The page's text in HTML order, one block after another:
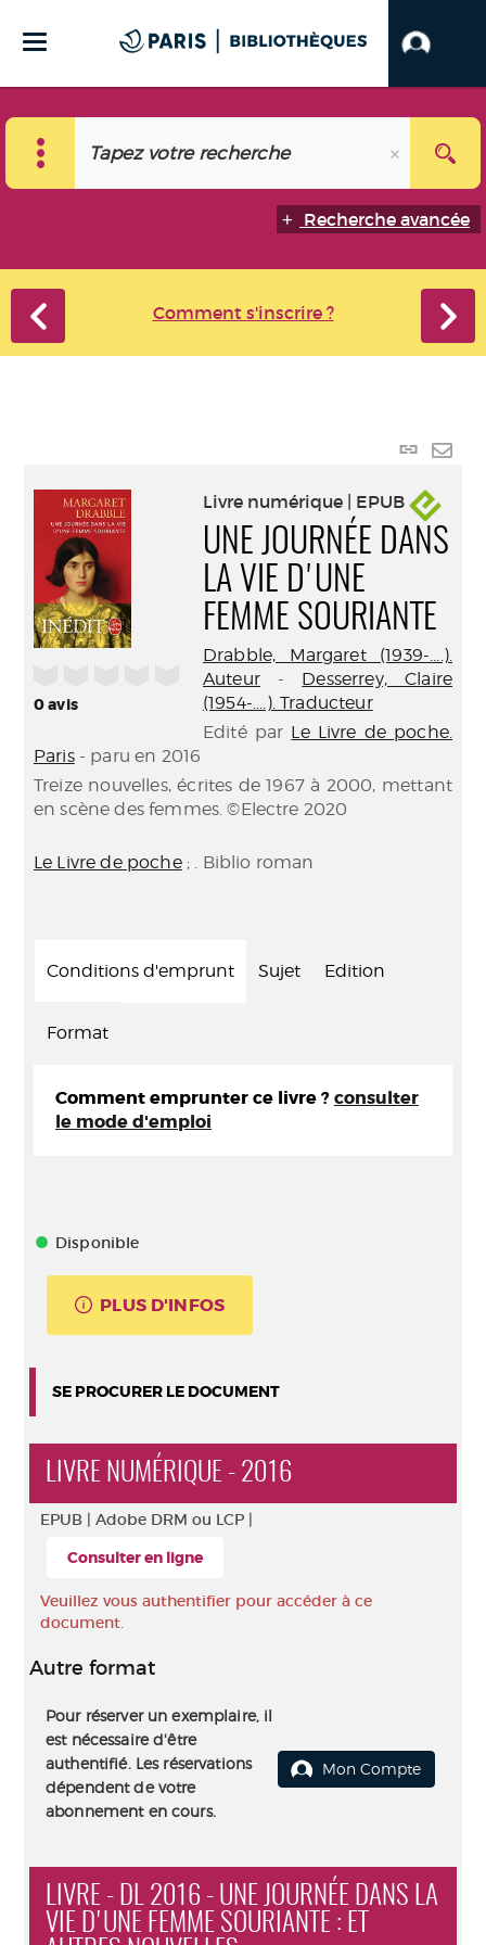
Recherche avancée
Comment s'inscrire ?
Lien
0avis
Livre numérique | EPUB
UNE JOURNÉE DANS
LA VIE D'UNE
FEMME SOURIANTE
Drabble, Margaret (1939-....).
Auteur- Desserrey, Claire
(1954-....). Traducteur
Edité par Le Livre de poche.
Paris- paru en 2016
Treize nouvelles, écrites de 1967 à 2000, mettant
en scène des femmes. ©Electre 2020
Le Livre de poche; . Biblio roman
Conditions d'emprunt Sujet Edition
Format
Comment emprunter ce livre ? consulter
le mode d'emploi
Disponible
PLUS D'INFOS
SE PROCURER LE DOCUMENT
LIVRE NUMÉRIQUE - 2016
EPUB | Adobe DRM ou LCP |
Consulter en ligne
Veuillez vous authentifier pour accéder à ce
document.
Autre format
Pour réserver un exemplaire, il
est nécessaire d'être
authentifié. Les réservations
dépendent de votre
abonnement en cours.
Mon Compte
LIVRE - DL 2016 - UNE JOURNÉE DANS LA
VIE D'UNE FEMME SOURIANTE : ET